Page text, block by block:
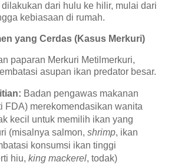
dari hulu ke hilir, mulai dari
kebiasaan di rumah.
yang Cerdas (Kasus Merkuri)
paparan Merkuri Metilmerkuri,
asupan ikan predator besar.
Badan pengawas makanan
FDA) merekomendasikan wanita
kecil untuk memilih ikan yang
(misalnya salmon, shrimp, ikan
konsumsi ikan tinggi
hiu, king mackerel, todak)